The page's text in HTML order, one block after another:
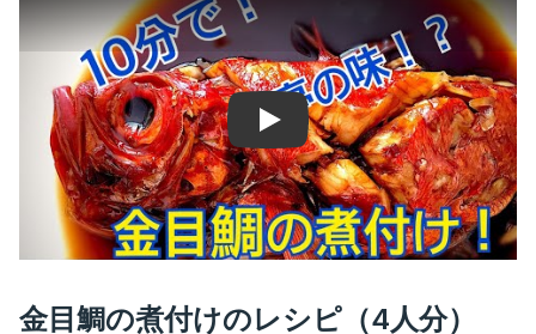
Play
金目鯛の煮付けのレシピ（4人分）